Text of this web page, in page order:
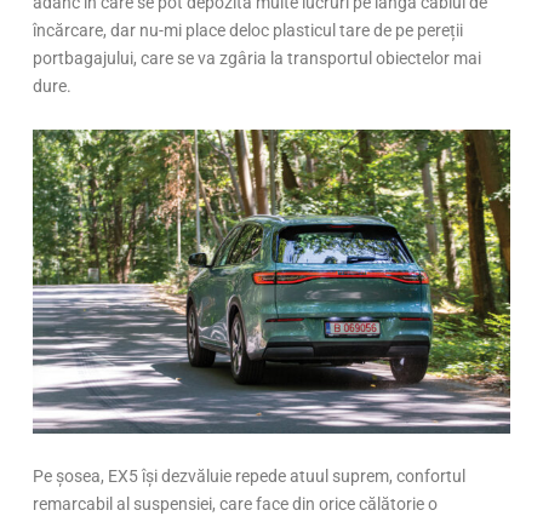
încărcare, dar nu-mi place deloc plasticul tare de pe pereții
portbagajului, care se va zgâria la transportul obiectelor mai
dure.
Pe șosea, EX5 își dezvăluie repede atuul suprem, confortul
remarcabil al suspensiei, care face din orice călătorie o